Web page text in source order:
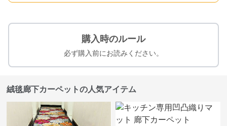
購入時のルール
必ず購入前にお読みください。
絨毯廊下カーペットの人気アイテム